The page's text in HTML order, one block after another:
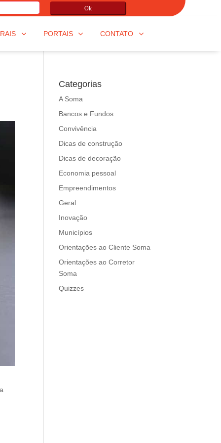
Ok
PORTAIS CONTATO
Categorias
A Soma
Bancos e Fundos
Convivência
Dicas de construção
Dicas de decoração
Economia pessoal
Empreendimentos
Geral
Inovação
Municípios
Orientações ao Cliente Soma
Orientações ao Corretor
Soma
Quizzes